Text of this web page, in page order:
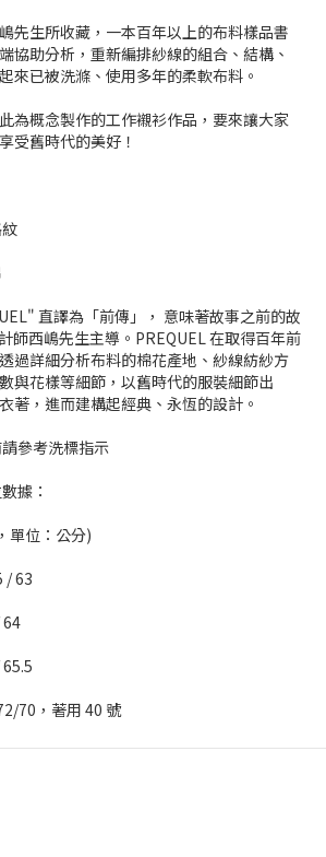
先生所收藏，一本百年以上的布料樣品書
協助分析，重新編排紗線的組合、結構、
來已被洗滌、使用多年的柔軟布料。
為概念製作的工作襯衫作品，要來讓大家
受舊時代的美好！
直譯為「前傳」， 意味著故事之前的故
師西嶋先生主導。PREQUEL 在取得百年前
過詳細分析布料的棉花產地、紗線紡紗方
與花樣等細節，以舊時代的服裝細節出
著，進而建構起經典、永恆的設計。
參考洗標指示
據：
單位：公分)
/ 63
64
70，著用 40 號